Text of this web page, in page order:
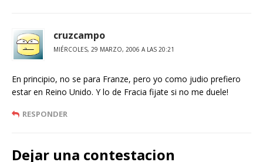
cruzcampo
MIÉRCOLES, 29 MARZO, 2006 A LAS 20:21
En principio, no se para Franze, pero yo como judio prefiero
estar en Reino Unido. Y lo de Fracia fijate si no me duele!
RESPONDER
Dejar una contestacion